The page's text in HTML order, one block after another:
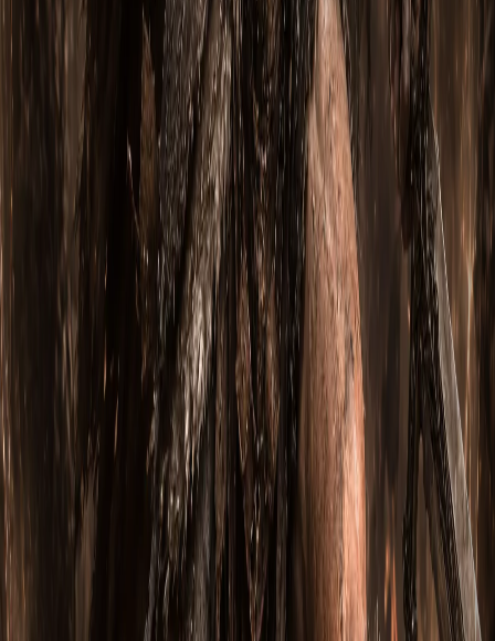
Натали Безмятежный
2 июля 2026
м
Горнило Неистового Вихря: Варвар через
Вихрь, Прыжок и Гнев берсерка (Сезон 14)
Вступление (Сезон 14) Горнило Неистового Вихря — это
агрессивный билд Варвара , построенный вокруг Вихря ,
Пр…
Нихлатак Святой
2 июля 2026
Ярость Сечерона: Варвар через Вихрь,
Могучий бросок и Берсерк (Сезон 14)
Вступление (Сезон 14) Ярость Сечерона — это
агрессивный билд Варвара , построенный вокруг Вихря ,
Могучего бр…
Имоэн Бессмертный
2 июля 2026